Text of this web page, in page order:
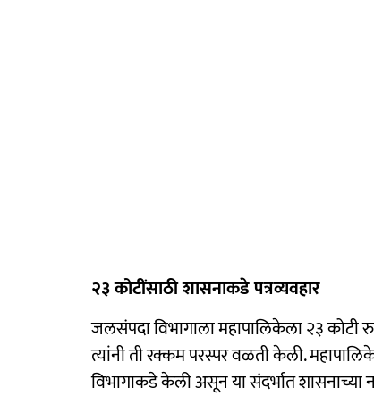
२३ कोटींसाठी शासनाकडे पत्रव्यवहार
जलसंपदा विभागाला महापालिकेला २३ कोटी
त्यांनी ती रक्कम परस्पर वळती केली.
विभागाकडे केली असून या संदर्भात शासनाच्या